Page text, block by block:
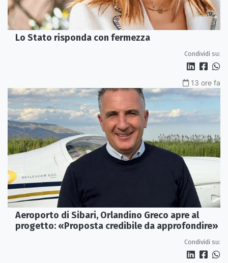
Lo Stato risponda con fermezza
Condividi su:
13 ore fa
Aeroporto di Sibari, Orlandino Greco apre al
progetto: «Proposta credibile da approfondire»
Condividi su: